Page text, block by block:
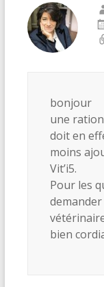
bonjour
une
doit en
moins
Vit’i5.
Pour les
bien